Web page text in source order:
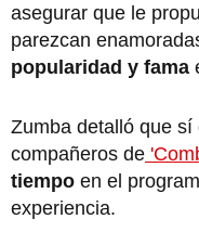
asegurar que le
parezcan
popularidad y fama
Zumba detalló que
compañeros de
tiempo en el
experiencia.